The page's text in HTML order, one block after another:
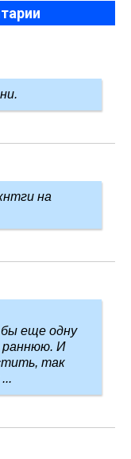
на
еще одну
раннюю. И
так